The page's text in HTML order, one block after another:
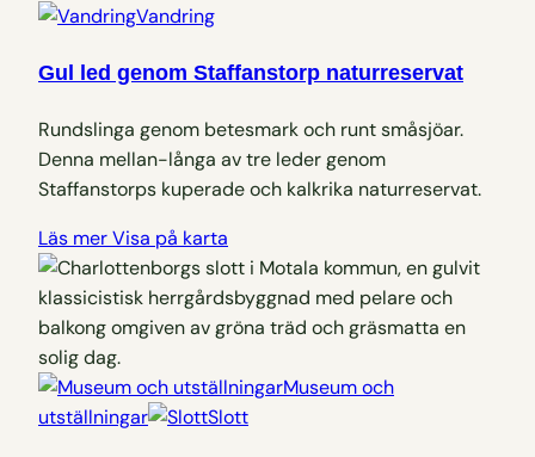
Vandring
Gul led genom Staffanstorp naturreservat
Rundslinga genom betesmark och runt småsjöar.
Denna mellan-långa av tre leder genom
Staffanstorps kuperade och kalkrika naturreservat.
Läs merVisa på karta
Museum och
utställningar
Slott